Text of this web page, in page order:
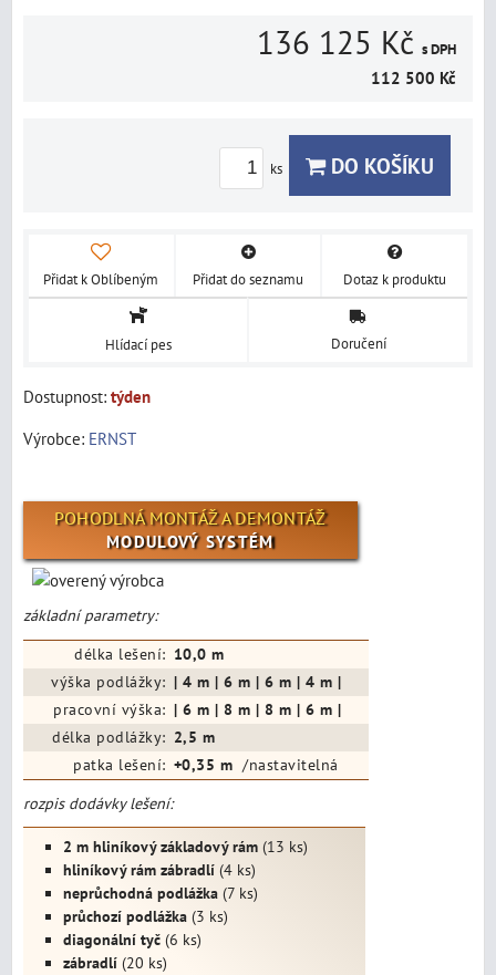
136 125 Kč s DPH
112 500 Kč
ks DO KOŠÍKU
Přidat k Oblíbeným Přidat do seznamu Dotaz k produktu
Hlídací pes Doručení
Dostupnost: týden
Výrobce: ERNST
POHODLNÁ MONTÁŽ A DEMONTÁŽ
MODULOVÝ SYSTÉM
základní parametry:
délka lešení: 10,0 m
výška podlážky: | 4 m | 6 m | 6 m | 4 m |
pracovní výška: | 6 m | 8 m | 8 m | 6 m |
délka podlážky: 2,5 m
patka lešení: +0,35 m/nastavitelná
rozpis dodávky lešení:
2 m hliníkový základový rám(13 ks)
hliníkový rám zábradlí(4 ks)
neprůchodná podlážka(7 ks)
průchozí podlážka(3 ks)
diagonální tyč(6 ks)
zábradlí(20 ks)